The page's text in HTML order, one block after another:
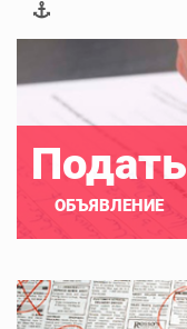
Подать
ОБЪЯВЛЕНИЕ